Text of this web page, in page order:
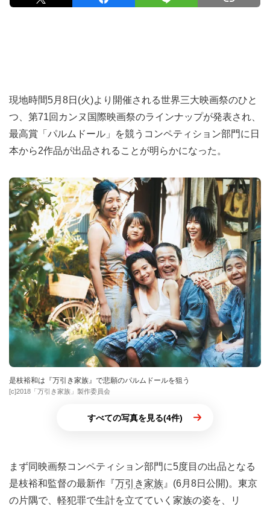
現地時間5月8日(火)より開催される世界三大映画祭のひと
つ、第71回カンヌ国際映画祭のラインナップが発表され、
最高賞「パルムドール」を競うコンペティション部門に日
本から2作品が出品されることが明らかになった。
是枝裕和は『万引き家族』で悲願のパルムドールを狙う
[c]2018「万引き家族」製作委員会
すべての写真を見る(4件)
まず同映画祭コンペティション部門に5度目の出品となる
是枝裕和監督の最新作『万引き家族 』(6月8日公開)。東京
の片隅で、軽犯罪で生計を立てていく家族の姿を、リ